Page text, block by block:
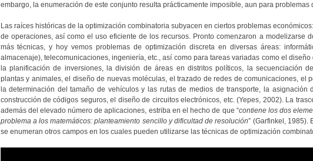
embargo, la enumeración de este conjunto resulta prácticamente imposible, aun para problemas
Las raíces históricas de la optimización combinatoria subyacen en ciertos problemas
de operaciones, así como el uso eficiente de los recursos. Pronto comenzaron a modelizarse
más técnicas, y hoy vemos problemas de optimización discreta en diversas áreas:
almacenaje), telecomunicaciones, ingeniería, etc., así como para tareas variadas como el
la planificación de inversiones, la división de áreas en distritos políticos, la secuenciación
plantas y animales, el diseño de nuevas moléculas, el trazado de redes de comunicaciones, el
la determinación del tamaño de vehículos y las rutas de medios de transporte, la asignación
construcción de códigos seguros, el diseño de circuitos electrónicos, etc. (Yepes, 2002). La
además del elevado número de aplicaciones, estriba en el hecho de que “contiene los dos
problema a los matemáticos: planteamiento sencillo y dificultad de resolución” (Garfinkel, 1985).
se enumeran otros campos en los cuales pueden utilizarse las técnicas de optimización